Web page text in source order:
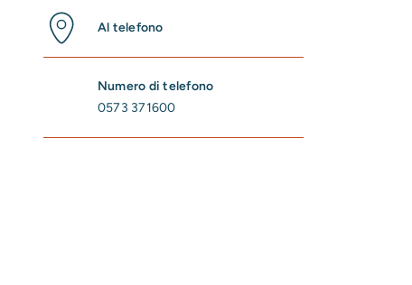
Al telefono
Numero di telefono
0573 371600